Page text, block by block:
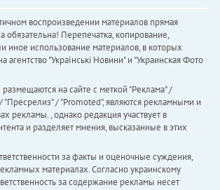
воспроизведении материалов прямая
обязательна! Перепечатка, копирование,
иное использование материалов, в которых
агентство "Українськi Новини" и "Украинская Фото
на сайте с меткой "Реклама" /
"Пресрелиз" / "Promoted", являются рекламными и
рекламы. , однако редакция участвует в
и разделяет мнения, высказанные в этих
за факты и оценочные суждения,
материалах. Согласно украинскому
за содержание рекламы несет